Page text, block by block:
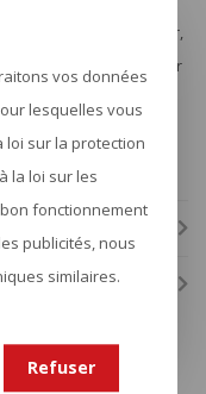
symbool van de natuur,
staat voor veel meer
Als een outdoor
kenmerken. Dat is
is voor Tatonka.
vos données
lesquelles vous
sur la protection
la loi sur les
fonctionnement
publicités, nous
similaires.
Refuser